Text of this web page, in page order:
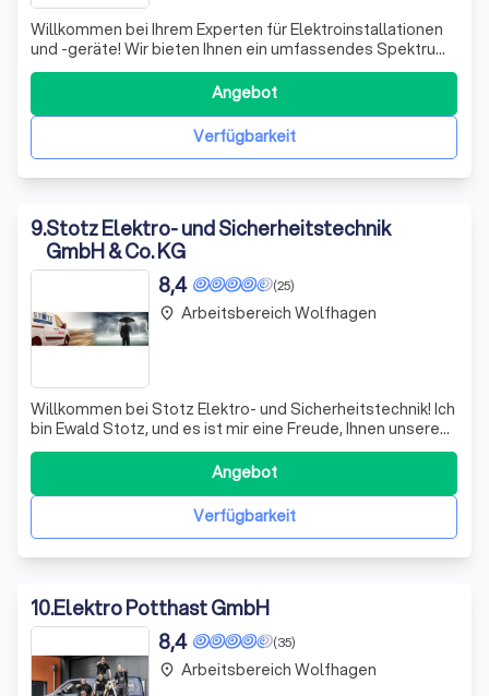
Willkommen bei Ihrem Experten für Elektroinstallationen
und -geräte! Wir bieten Ihnen ein umfassendes Spektrum
an Dienstleistungen, die von der Installation neuer
Komponenten bis hin zur Reparatur bestehender Geräte
reichen. Unsere Leidenschaft für Elektrotechnik zeigt sich
in der schnellen und prakVerfügbarkeit
Angebot
9.Stotz Elektro- und Sicherheitstechnik
GmbH & Co. KG
(25)
8,4
Willkommen bei Stotz Elektro- und Sicherheitstechnik! Ich
bin Ewald Stotz, und es ist mir eine Freude, Ihnen unseren
Meisterbetrieb vorzustellen. Seit unserer Gründung im
Jahr 2006 haben wir uns als zuverlässiger Partner für
private, gewerbliche und öffentliche Kunden in der Region
etabliert. Unser
Verfügbarkeit
Angebot
place Arbeitsbereich Wolfhagen
10.Elektro Potthast GmbH
(35)
8,4
place Arbeitsbereich Wolfhagen